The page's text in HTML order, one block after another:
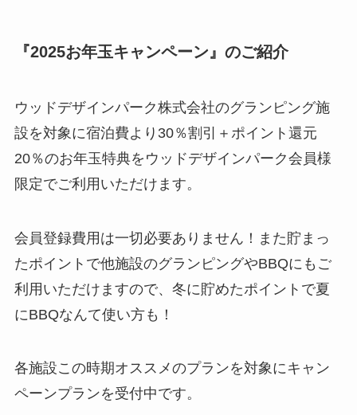
『2025お年玉キャンペーン』のご紹介
ウッドデザインパーク株式会社のグランピング施
設を対象に宿泊費より30％割引＋ポイント還元
20％のお年玉特典をウッドデザインパーク会員様
限定でご利用いただけます。
会員登録費用は一切必要ありません！また貯まっ
たポイントで他施設のグランピングやBBQにもご
利用いただけますので、冬に貯めたポイントで夏
にBBQなんて使い方も！
各施設この時期オススメのプランを対象にキャン
ペーンプランを受付中です。